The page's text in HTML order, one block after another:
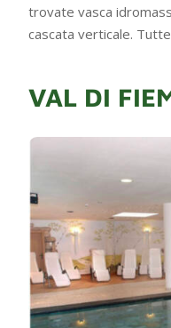
trovate vasca
cascata verticale.
VAL DI